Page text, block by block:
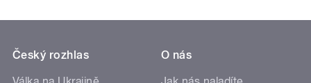
Český rozhlas
O nás